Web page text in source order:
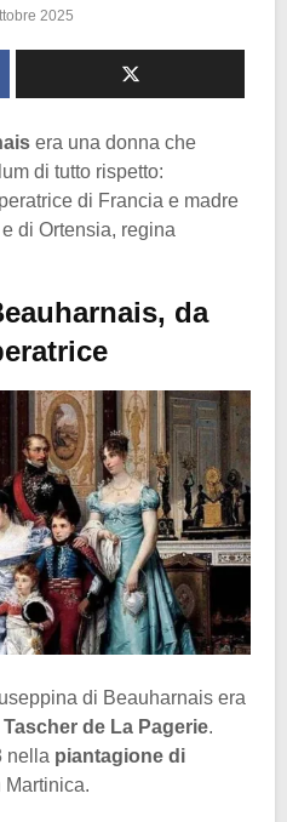
2025
era una donna che
di tutto rispetto:
di Francia e madre
di Ortensia, regina
da
di Beauharnais era
de La Pagerie.
nella piantagione di
Martinica.